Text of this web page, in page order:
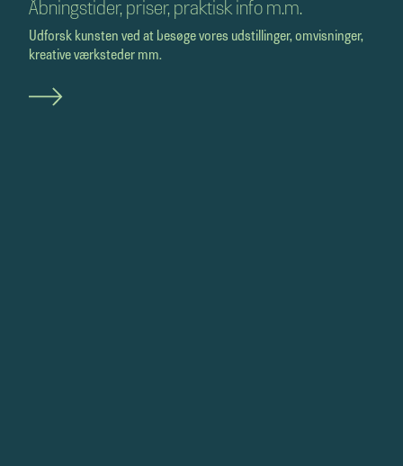
Åbningstider, priser, praktisk info m.m.
Udforsk kunsten ved at besøge vores udstillinger, omvisninger,
kreative værksteder mm.